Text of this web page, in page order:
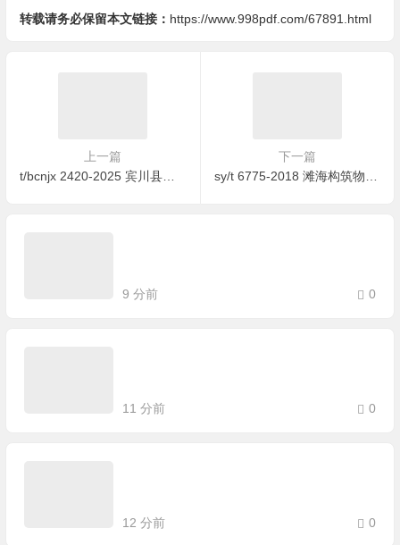
转载请务必保留本文链接： https://www.998pdf.com/67891.html
上一篇
t/bcnjx 2420-2025 宾川县红提葡萄延迟错季生产技术规程
下一篇
9 分前 0
11 分前 0
12 分前 0